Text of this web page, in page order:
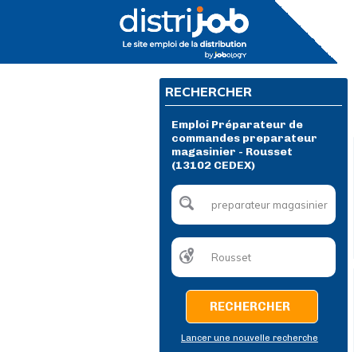
RECHERCHER
Emploi Préparateur de
commandes preparateur
magasinier - Rousset
(13102 CEDEX)
RECHERCHER
Lancer une nouvelle recherche